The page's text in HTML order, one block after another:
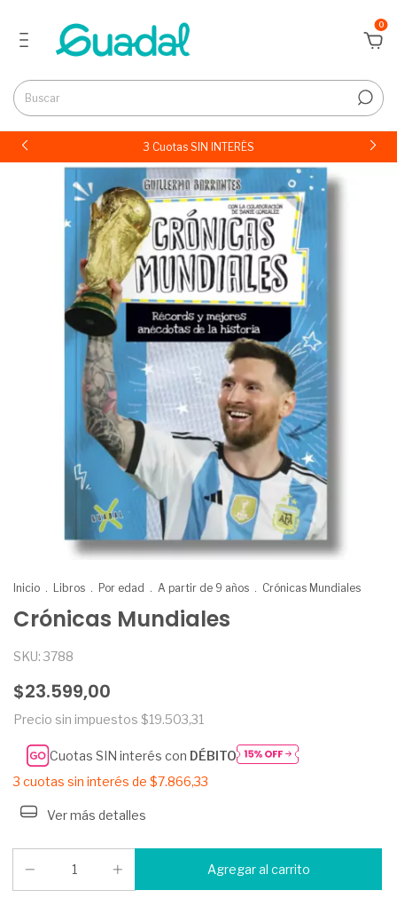
0
3 Cuotas SIN INTERÉS
Inicio . Libros . Por edad . A partir de 9 años . Crónicas Mundiales
Crónicas Mundiales
SKU: 3788
$23.599,00
Precio sin impuestos $19.503,31
Cuotas SIN interés con DÉBITO
3 cuotas sin interés de $7.866,33
Ver más detalles